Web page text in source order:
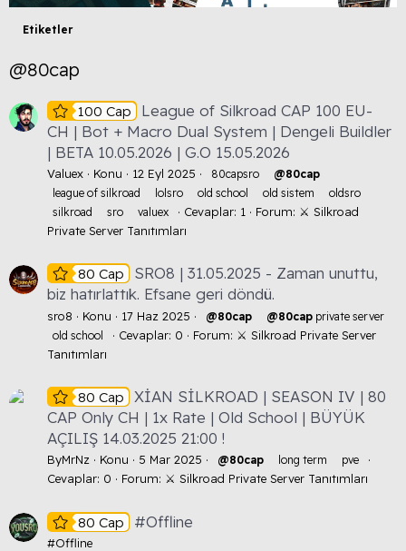
Etiketler
@80cap
100 Cap
League of Silkroad CAP 100 EU-
CH | Bot + Macro Dual System | Dengeli Buildler
| BETA 10.05.2026 | G.O 15.05.2026
Valuex Konu 12 Eyl 2025 80capsro
@80cap
league of silkroad
lolsro old school old sistem
oldsro
silkroad
sro valuex Cevaplar: 1 Forum: ⚔️ Silkroad
Private Server Tanıtımları
80 Cap
SRO8 | 31.05.2025 - Zaman unuttu,
biz hatırlattık. Efsane geri döndü.
sro8 Konu 17 Haz 2025 @80cap @80cap private server
old school
Cevaplar: 0 Forum: ⚔️ Silkroad Private Server
Tanıtımları
80 Cap
XİAN SİLKROAD | SEASON IV | 80
CAP Only CH | 1x Rate | Old School | BÜYÜK
AÇILIŞ 14.03.2025 21:00 !
ByMrNz Konu 5 Mar 2025 @80cap long term pve
Cevaplar: 0 Forum: ⚔️ Silkroad Private Server Tanıtımları
80 Cap #Offline
#Offline